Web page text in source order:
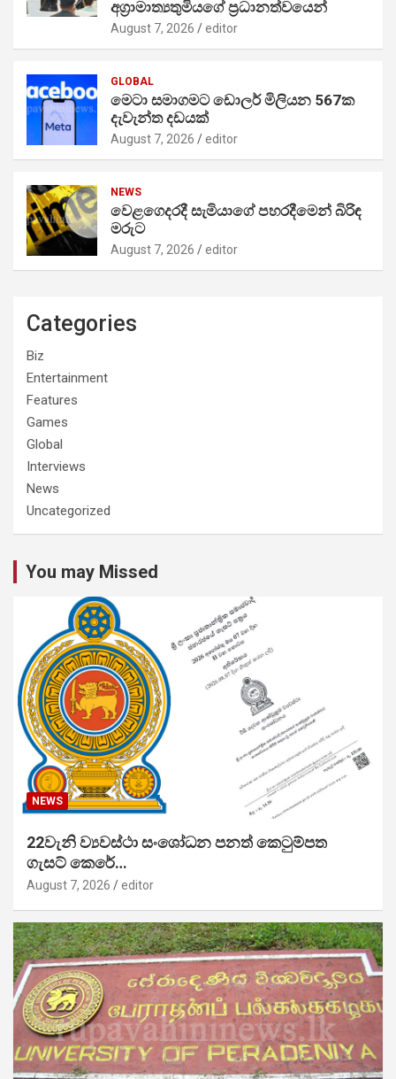
අග්‍රාමාත්‍යතුමියගේ ප්‍රධානත්වයෙන්
August 7, 2026 editor
GLOBAL
මෙටා සමාගමට ඩොලර් මිලියන 567ක
දැවැන්ත දඩයක්
August 7, 2026 editor
NEWS
වෙළගෙදරදී සැමියාගේ පහරදීමෙන් බිරිඳ
මරුට
August 7, 2026 editor
Categories
Biz
Entertainment
Features
Games
Global
Interviews
News
Uncategorized
You may Missed
NEWS
22වැනි ව්‍යවස්ථා සංශෝධන පනත් කෙටුම්පත
ගැසට් කෙරේ…
August 7, 2026 editor